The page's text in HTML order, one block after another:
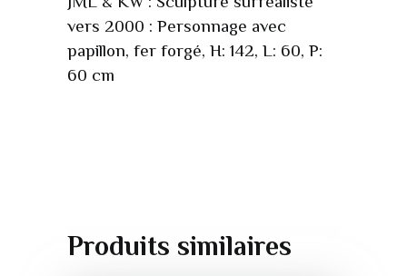
vers 2000 : Personnage avec
papillon, fer forgé, H: 142, L: 60, P:
60 cm
Produits similaires